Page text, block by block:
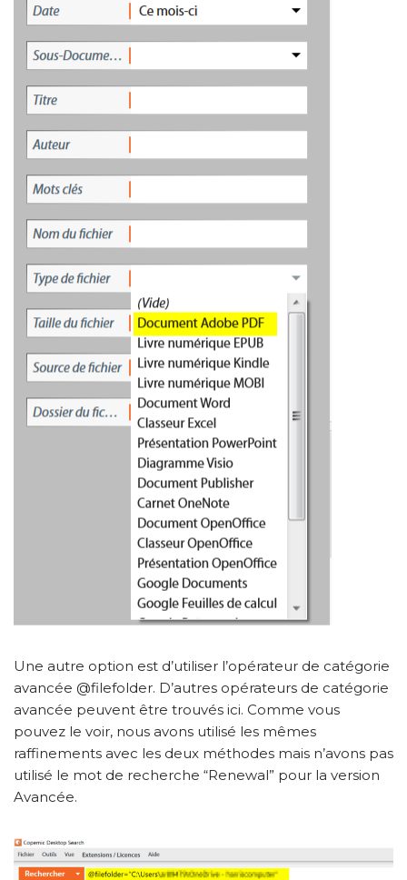
Une autre option est d’utiliser l’opérateur de catégorie
avancée @filefolder. D’autres opérateurs de catégorie
avancée peuvent être trouvés ici. Comme vous
pouvez le voir, nous avons utilisé les mêmes
raffinements avec les deux méthodes mais n’avons pas
utilisé le mot de recherche “Renewal” pour la version
Avancée.